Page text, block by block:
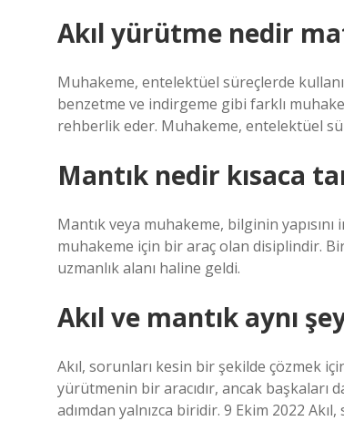
Akıl yürütme nedir
Muhakeme, entelektüel süreçlerde
benzetme ve indirgeme gibi farklı
rehberlik eder. Muhakeme, entelektüel
Mantık nedir kısaca
Mantık veya muhakeme, bilginin
muhakeme için bir araç olan disiplindir.
uzmanlık alanı haline geldi.
Akıl ve mantık aynı
Akıl, sorunları kesin bir şekilde çözmek
yürütmenin bir aracıdır, ancak başkaları
adımdan yalnızca biridir. 9 Ekim 2022